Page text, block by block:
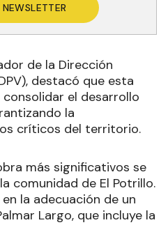
NEWSLETTER
de la Dirección
destacó que esta
el desarrollo
la
críticos del territorio.
más significativos se
comunidad de El Potrillo.
la adecuación de un
Largo, que incluye la